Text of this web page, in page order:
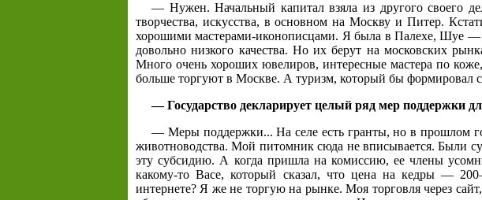
— Нужен. Начальный капитал взяла из другого своего
творчества, искусства, в основном на Москву и Питер.
хорошими мастерами-иконописцами. Я была в Палехе, Шуе —
довольно низкого качества. Но их берут на московских
Много очень хороших ювелиров, интересные мастера по
больше торгуют в Москве. А туризм, который бы формировал
— Государство декларирует целый ряд мер поддержки
— Меры поддержки... На селе есть гранты, но в прошлом
животноводства. Мой питомник сюда не вписывается. Были
эту субсидию. А когда пришла на комиссию, ее члены
какому-то Васе, который сказал, что цена на кедры —
интернете? Я же не торгую на рынке. Моя торговля через